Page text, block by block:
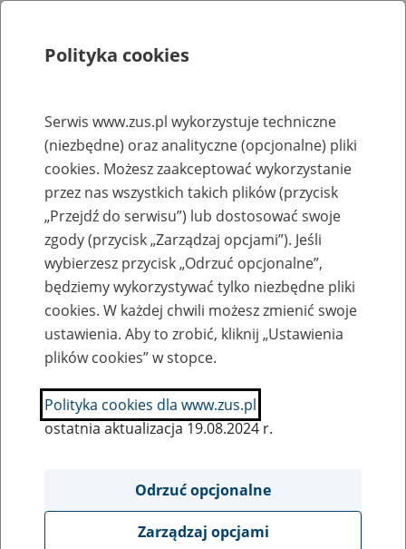
Rejestry, ewidencje i archiwa
Baza zlikwidowanych lub
przekształconych zakładów pracy
Nazwa zakładu pracy:
SZUKAJ
Ukryj wszystkie pozycje bazy
Polityka cookies
Serwis www.zus.pl wykorzystuje techniczne
(niezbędne) oraz analityczne (opcjonalne) pliki
cookies. Możesz zaakceptować wykorzystanie
przez nas wszystkich takich plików (przycisk
„Przejdź do serwisu”) lub dostosować swoje
zgody (przycisk „Zarządzaj opcjami”). Jeśli
wybierzesz przycisk „Odrzuć opcjonalne”,
będziemy wykorzystywać tylko niezbędne pliki
cookies. W każdej chwili możesz zmienić swoje
ustawienia. Aby to zrobić, kliknij „Ustawienia
plików cookies” w stopce.
Polityka cookies dla www.zus.pl
ostatnia aktualizacja 19.08.2024 r.
Odrzuć opcjonalne
Zarządzaj opcjami